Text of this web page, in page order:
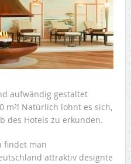
aufwändig gestaltet
m²! Natürlich lohnt es sich,
des Hotels zu erkunden.
findet man
attraktiv designte